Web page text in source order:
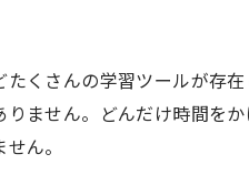
くさんの学習ツールが存
ません。どんだけ時間を
ん。